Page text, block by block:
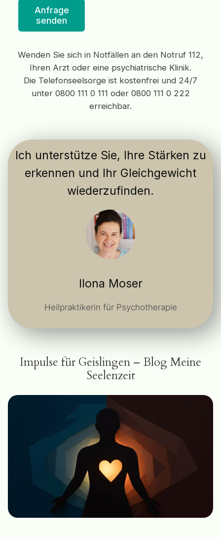
Anfrage
senden
Wenden Sie sich in Notfällen an den Notruf 112,
Ihren Arzt oder eine psychiatrische Klinik.
Die Telefonseelsorge ist kostenfrei und 24/7
unter 0800 111 0 111 oder 0800 111 0 222
erreichbar.
Ich unterstütze Sie, Ihre Stärken zu
erkennen und Ihr Gleichgewicht
wiederzufinden.
Ilona Moser
Heilpraktikerin für Psychotherapie
Impulse für Geislingen – Blog Meine
Seelenzeit